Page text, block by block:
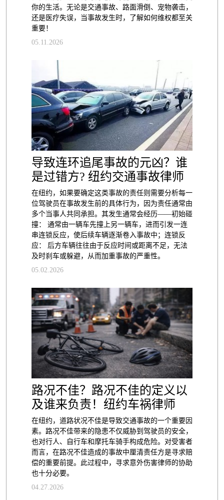
你的生活。无论是交通事故、路面滑倒、宠物袭击，
还是医疗失误，当事故发生时，了解如何维权都至关
重要！
05.11.2026
导致连环追尾事故的元凶？谁
是过错方? 纽约交通事故律师
在纽约，如果要确定这类事故的责任则需要分析每一
位驾驶员在事故发生前的具体行为，因为责任通常由
多个当事人共同承担。其发生通常会经历——初始碰
撞： 通常由一辆车先撞上另一辆车，进而引发一连
串连锁反应，使后续车辆逐渐卷入事故中；连锁反
应： 后方车辆往往由于反应时间或距离不足，无法
及时刹车或躲避，从而加重事故的严重性。
05.02.2026
路况不佳？路况不佳的定义以
及谁来负责！纽约车祸律师
在纽约，道路状况不佳是导致交通事故的一个重要因
素。路况不佳带来的隐患不仅威胁到驾驶员的安全，
也对行人、自行车和摩托车骑手构成危险。对受害者
而言，在路况不佳造成的事故中厘清责任方是寻求赔
偿的重要前提。此过程中，寻求意外伤害律师的协助
也十分必要。
04.27.2026